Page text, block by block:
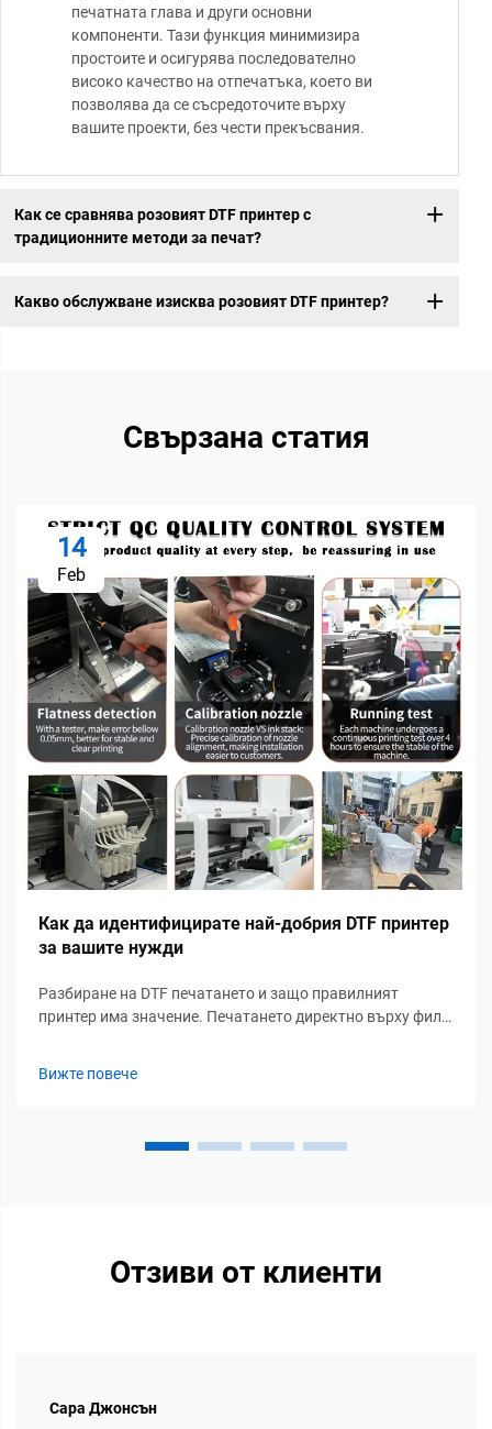
печатната глава и други основни
компоненти. Тази функция минимизира
простоите и осигурява последователно
високо качество на отпечатъка, което ви
позволява да се съсредоточите върху
вашите проекти, без чести прекъсвания.
Как се сравнява розовият DTF принтер с
традиционните методи за печат?
Какво обслужване изисква розовият DTF принтер?
Свързана статия
14
Feb
Как да идентифицирате най-добрия DTF принтер
за вашите нужди
Разбиране на DTF печатането и защо правилният
принтер има значение. Печатането директно върху филм
Вижте повече
Отзиви от клиенти
Сара Джонсън